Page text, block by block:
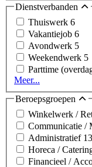
Dienstverbanden
Thuiswerk 6
Vakantiejob 6
Avondwerk 5
Weekendwerk 5
Parttime
Meer...
Beroepsgroepen
Winkelwerk /
Communicatie /
Administratief 13
Horeca /
Financieel /